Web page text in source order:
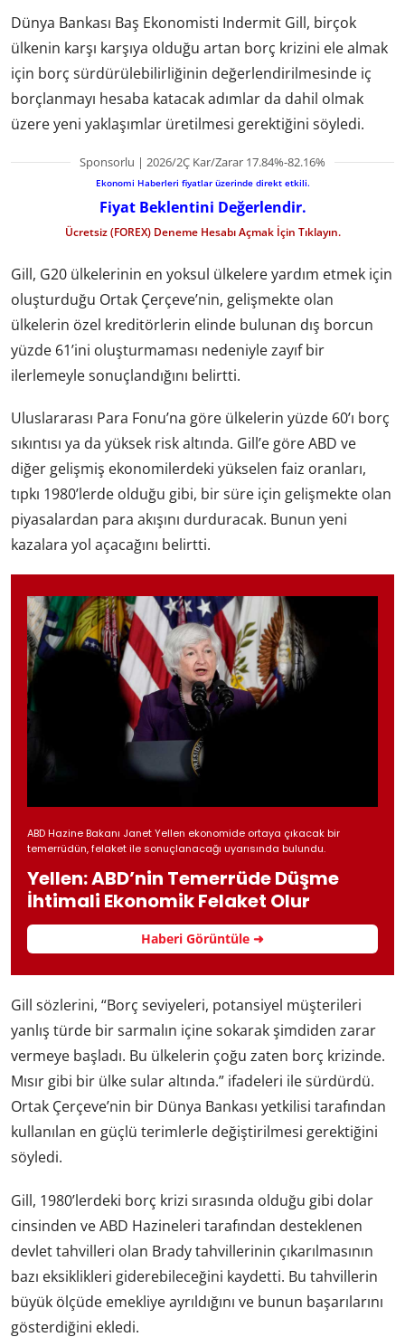
Dünya Bankası Baş Ekonomisti Indermit Gill, birçok
ülkenin karşı karşıya olduğu artan borç krizini ele almak
için borç sürdürülebilirliğinin değerlendirilmesinde iç
borçlanmayı hesaba katacak adımlar da dahil olmak
üzere yeni yaklaşımlar üretilmesi gerektiğini söyledi.
Sponsorlu | 2026/2Ç Kar/Zarar 17.84%-82.16%
Ekonomi Haberleri fiyatlar üzerinde direkt etkili.
Fiyat Beklentini Değerlendir.
Ücretsiz (FOREX) Deneme Hesabı Açmak İçin Tıklayın.
Gill, G20 ülkelerinin en yoksul ülkelere yardım etmek için
oluşturduğu Ortak Çerçeve’nin, gelişmekte olan
ülkelerin özel kreditörlerin elinde bulunan dış borcun
yüzde 61’ini oluşturmaması nedeniyle zayıf bir
ilerlemeyle sonuçlandığını belirtti.
Uluslararası Para Fonu’na göre ülkelerin yüzde 60’ı borç
sıkıntısı ya da yüksek risk altında. Gill’e göre ABD ve
diğer gelişmiş ekonomilerdeki yükselen faiz oranları,
tıpkı 1980’lerde olduğu gibi, bir süre için gelişmekte olan
piyasalardan para akışını durduracak. Bunun yeni
kazalara yol açacağını belirtti.
ABD Hazine Bakanı Janet Yellen ekonomide ortaya çıkacak bir
temerrüdün, felaket ile sonuçlanacağı uyarısında bulundu.
Yellen: ABD’nin Temerrüde Düşme
İhtimali Ekonomik Felaket Olur
Haberi Görüntüle ➜
Gill sözlerini, “Borç seviyeleri, potansiyel müşterileri
yanlış türde bir sarmalın içine sokarak şimdiden zarar
vermeye başladı. Bu ülkelerin çoğu zaten borç krizinde.
Mısır gibi bir ülke sular altında.” ifadeleri ile sürdürdü.
Ortak Çerçeve’nin bir Dünya Bankası yetkilisi tarafından
kullanılan en güçlü terimlerle değiştirilmesi gerektiğini
söyledi.
Gill, 1980’lerdeki borç krizi sırasında olduğu gibi dolar
cinsinden ve ABD Hazineleri tarafından desteklenen
devlet tahvilleri olan Brady tahvillerinin çıkarılmasının
bazı eksiklikleri giderebileceğini kaydetti. Bu tahvillerin
büyük ölçüde emekliye ayrıldığını ve bunun başarılarını
gösterdiğini ekledi.